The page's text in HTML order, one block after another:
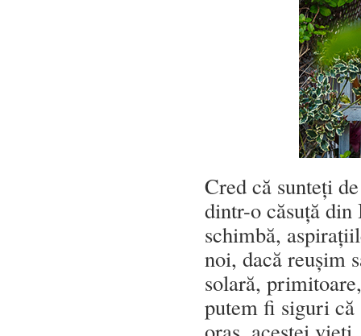
Cred că sunteți
dintr-o căsuță din
schimbă,
noi, dacă reușim
solară,
putem fi siguri că